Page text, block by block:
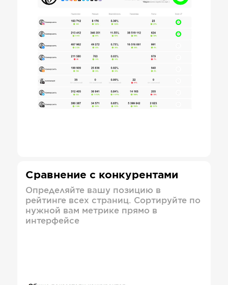
Сравнение с конкурентами
Определяйте вашу позицию в
рейтинге всех страниц. Сортируйте по
нужной вам метрике прямо в
интерфейсе